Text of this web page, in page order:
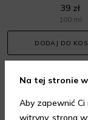
39 zł
100 ml
DODAJ DO
Na tej stronie
Aby zapewnić
witryny, strona